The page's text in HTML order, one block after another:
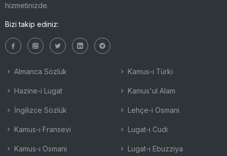
hizmetinizde.
Bizi takip ediniz:
Almanca Sözlük
Hazine-i Lugat
İngilizce Sözlük
Kamus-ı Fransevi
Kamus-ı Osmani
Kamus-ı Türki
Kamus'ul Alam
Lehçe-i Osmani
Lugat-ı Cudi
Lugat-ı Ebuzziya